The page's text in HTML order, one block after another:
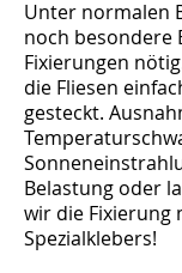
Unter normalen
noch besondere
Fixierungen
die Fliesen
gesteckt.
Belastung oder
wir die Fixierung
Spezialklebers!